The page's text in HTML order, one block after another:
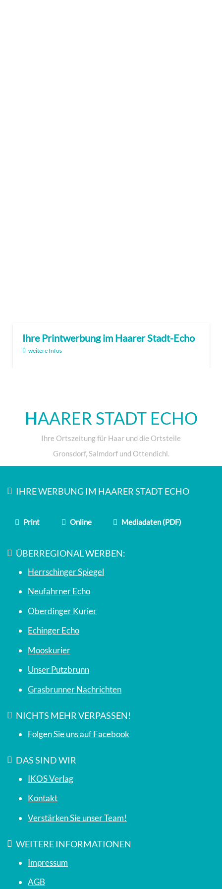
Ihre Printwerbung im Haarer Stadt-Echo
weitere Infos
HAARER STADT ECHO
Ihre Ortszeitung für Haar und die Ortsteile
Gronsdorf, Salmdorf und Ottendichl.
IHRE WERBUNG IM HAARER STADT ECHO
Print Online Mediadaten (PDF)
ÜBERREGIONAL WERBEN:
Herrschinger Spiegel
Neufahrner Echo
Oberdinger Kurier
Echinger Echo
Mooskurier
Unser Putzbrunn
Grasbrunner Nachrichten
NICHTS MEHR VERPASSEN!
Folgen Sie uns auf Facebook
DAS SIND WIR
IKOS Verlag
Kontakt
Verstärken Sie unser Team!
WEITERE INFORMATIONEN
Impressum
AGB